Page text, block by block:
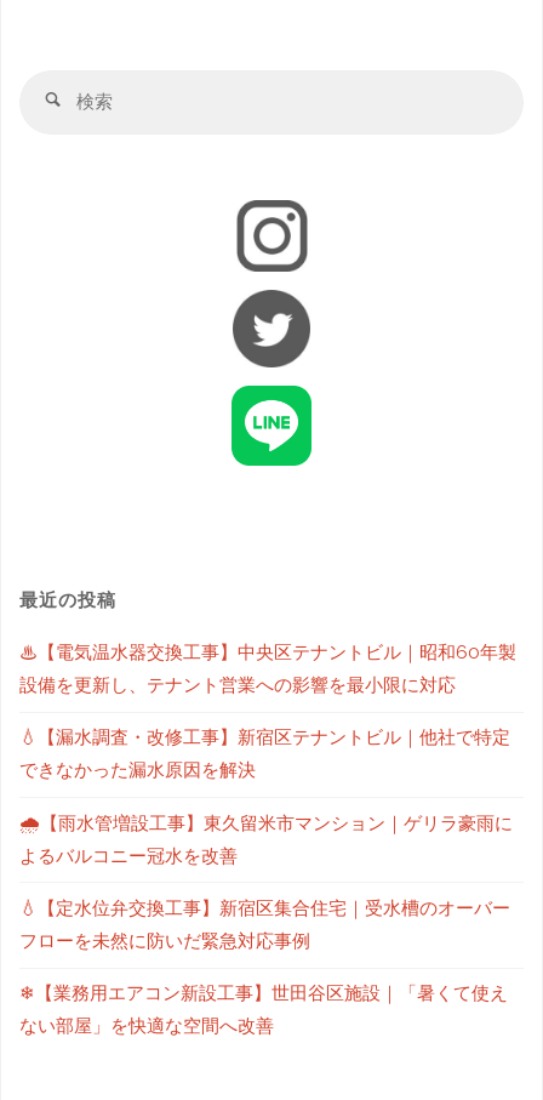
最近の投稿
♨【電気温水器交換工事】中央区テナントビル｜昭和60年製
設備を更新し、テナント営業への影響を最小限に対応
💧【漏水調査・改修工事】新宿区テナントビル｜他社で特定
できなかった漏水原因を解決
🌧【雨水管増設工事】東久留米市マンション｜ゲリラ豪雨に
よるバルコニー冠水を改善
💧【定水位弁交換工事】新宿区集合住宅｜受水槽のオーバー
フローを未然に防いだ緊急対応事例
❄【業務用エアコン新設工事】世田谷区施設｜「暑くて使え
ない部屋」を快適な空間へ改善